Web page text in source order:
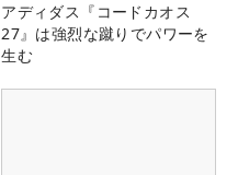
アディダス『コードカオス
27』は強烈な蹴りでパワーを
生む